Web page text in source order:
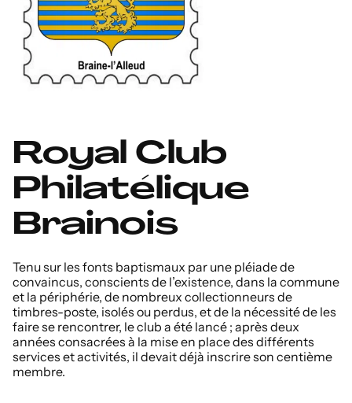
Royal Club
Philatélique
Brainois
Tenu sur les fonts baptismaux par une pléiade de
convaincus, conscients de l’existence, dans la commune
et la périphérie, de nombreux collectionneurs de
timbres-poste, isolés ou perdus, et de la nécessité de les
faire se rencontrer, le club a été lancé ; après deux
années consacrées à la mise en place des différents
services et activités, il devait déjà inscrire son centième
membre.